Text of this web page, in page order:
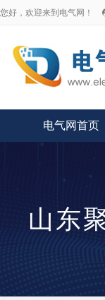
您好，欢迎来到电气网！
电气网首页
山东